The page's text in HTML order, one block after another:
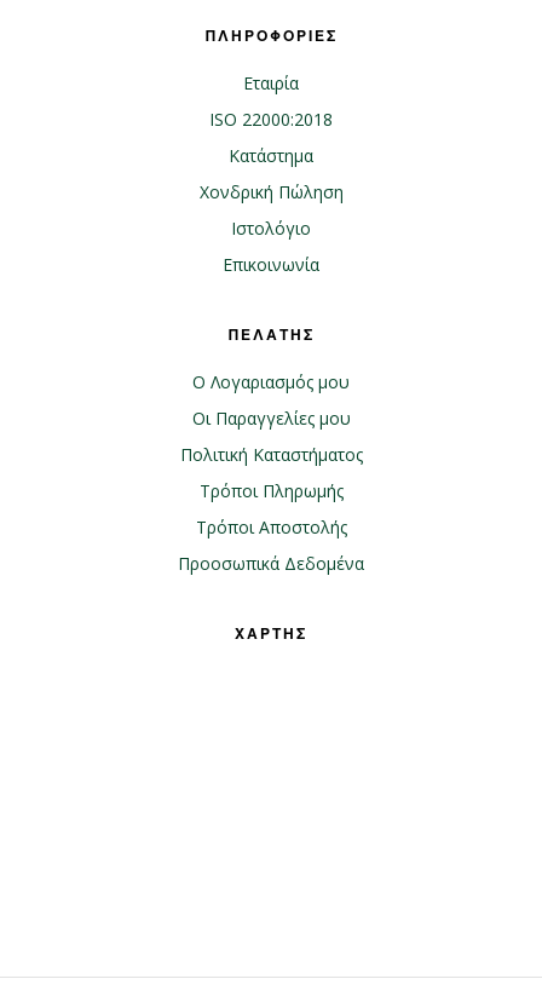
ΠΛΗΡΟΦΟΡΙΕΣ
Εταιρία
ISO 22000:2018
Κατάστημα
Χονδρική Πώληση
Ιστολόγιο
Επικοινωνία
ΠΕΛΑΤΗΣ
Ο Λογαριασμός μου
Οι Παραγγελίες μου
Πολιτική Καταστήματος
Τρόποι Πληρωμής
Τρόποι Αποστολής
Προοσωπικά Δεδομένα
ΧΑΡΤΗΣ